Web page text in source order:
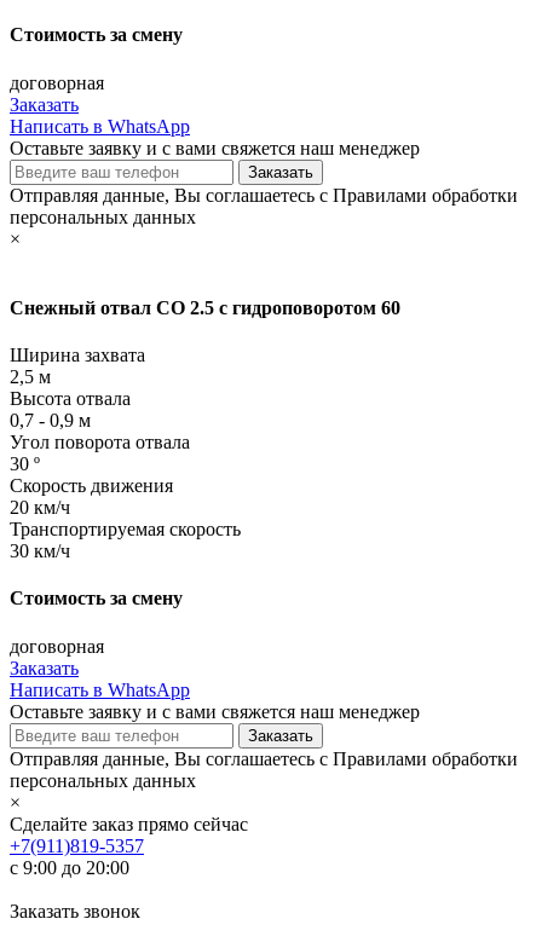
Стоимость за смену
договорная
Заказать
Написать в WhatsApp
Оставьте заявку и с вами свяжется наш менеджер
Отправляя данные, Вы соглашаетесь с Правилами обработки
персональных данных
×
Снежный отвал СО 2.5 с гидроповоротом 60
Ширина захвата
2,5 м
Высота отвала
0,7 - 0,9 м
Угол поворота отвала
30 º
Cкорость движения
20 км/ч
Транспортируемая скорость
30 км/ч
Стоимость за смену
договорная
Заказать
Написать в WhatsApp
Оставьте заявку и с вами свяжется наш менеджер
Отправляя данные, Вы соглашаетесь с Правилами обработки
персональных данных
×
Сделайте заказ прямо сейчас
+7(911)819-5357
с 9:00 до 20:00
Заказать звонок